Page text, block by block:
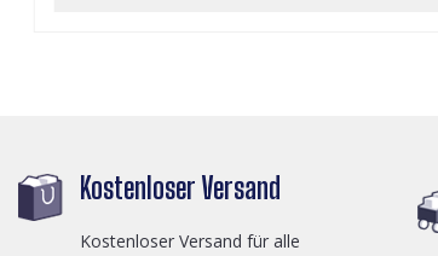
Kostenloser Versand
Kostenloser Versand für alle